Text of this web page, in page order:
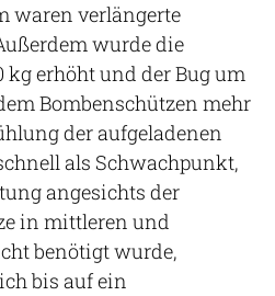
waren verlängerte
wurde die
kg erhöht und der Bug um
Bombenschützen mehr
der aufgeladenen
als Schwachpunkt,
angesichts der
in mittleren und
benötigt wurde,
bis auf ein